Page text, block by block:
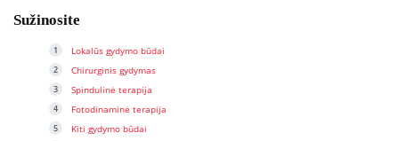
Sužinosite
Lokalūs gydymo būdai
Chirurginis gydymas
Spindulinė terapija
Fotodinaminė terapija
Kiti gydymo būdai